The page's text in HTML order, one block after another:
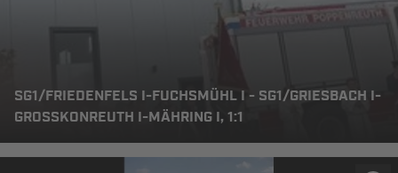
SG1/FRIEDENFELS I-FUCHSMÜHL I - SG1/GRIESBACH I-
GROSSKONREUTH I-MÄHRING I, 1:1